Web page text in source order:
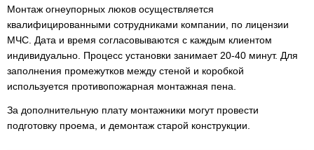
Монтаж огнеупорных люков осуществляется
квалифицированными сотрудниками компании, по лицензии
МЧС. Дата и время согласовываются с каждым клиентом
индивидуально. Процесс установки занимает 20-40 минут. Для
заполнения промежутков между стеной и коробкой
используется противопожарная монтажная пена.
За дополнительную плату монтажники могут провести
подготовку проема, и демонтаж старой конструкции.